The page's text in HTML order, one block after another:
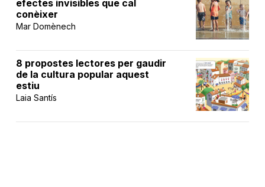
efectes invisibles que cal
conèixer
Mar Domènech
8 propostes lectores per gaudir
de la cultura popular aquest
estiu
Laia Santís